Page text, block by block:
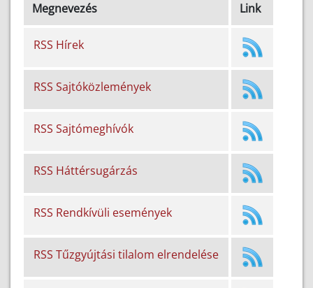
Megnevezés Link
RSS Hírek
RSS Sajtóközlemények
RSS Sajtómeghívók
RSS Háttérsugárzás
RSS Rendkívüli események
RSS Tűzgyújtási tilalom elrendelése